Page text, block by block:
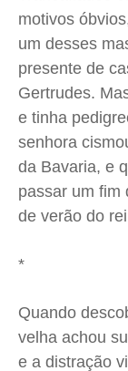
Anuncie
Termos de Uso
Privacidade
Anuncie
Termos de Uso
Privacidade
Anuncie
Termos de Uso
Privacidade
Anuncie
Termos de Uso
Privacidade
motivos
um desses
presente de
Gertrudes.
e tinha
senhora
da Bavaria, e
passar um fim
de verão do
*
Quando
velha achou
e a distração